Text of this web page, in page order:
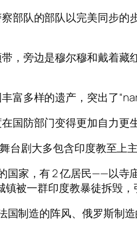
部队的部队以完美同步的
，旁边是穆尔穆和戴着藏
多样的遗产，突出了
国防部门变得更加自力更
台剧大多包含印度教至上
家，有 2 亿居民——以寺
被一群印度教暴徒拆毁，
制造的阵风、俄罗斯制